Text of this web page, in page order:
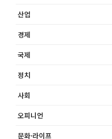
산업
경제
국제
정치
사회
오피니언
문화·라이프